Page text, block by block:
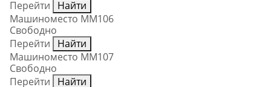
Перейти
Найти
Машиноместо ММ106
Свободно
Перейти
Найти
Машиноместо ММ107
Свободно
Перейти
Найти